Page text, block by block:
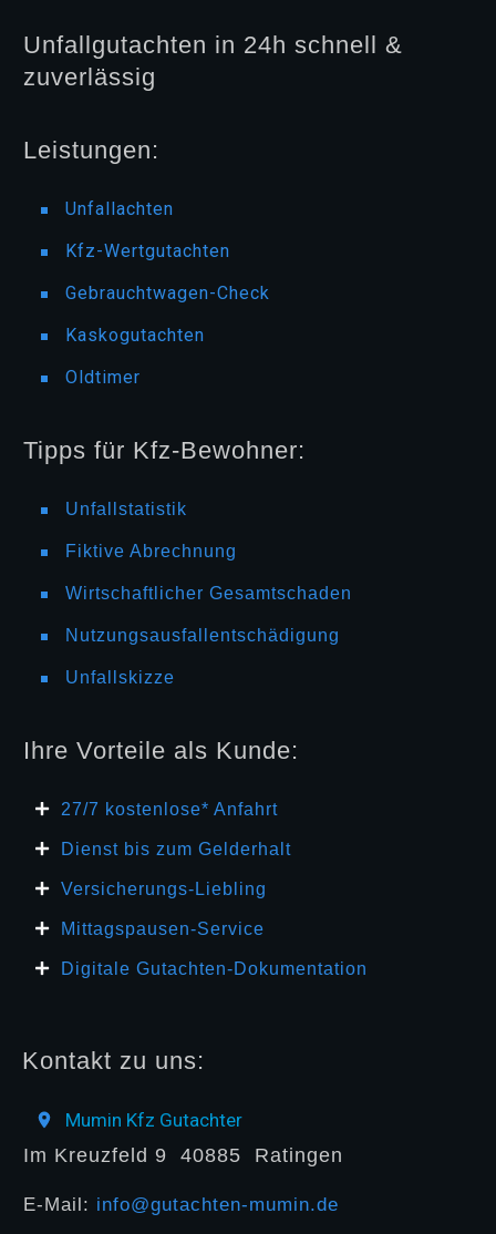
Unfallgutachten in 24h schnell &
zuverlässig
Leistungen:
Unfallachten
Kfz-Wertgutachten
Gebrauchtwagen-Check
Kaskogutachten
Oldtimer
Tipps für Kfz-Bewohner:
Unfallstatistik
Fiktive Abrechnung
Wirtschaftlicher Gesamtschaden
Nutzungsausfallentschädigung
Unfallskizze
Ihre Vorteile als Kunde:
27/7 kosten lose* Anfahrt
Dienst bis zum Gelderhalt
Versicherungs-Liebling
Mittagspausen-Service
Digitale Gutachten-Dokumentation
Kontakt zu uns:
Mumin Kfz Gutachter
Im Kreuzfeld 9 40885 Ratingen
E-Mail: info@gutachten-mumin.de